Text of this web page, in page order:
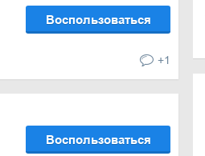
Воспользоваться
+1
Воспользоваться